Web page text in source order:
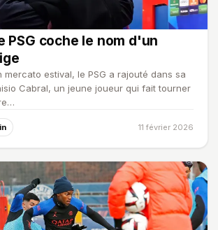
PSG coche le nom d'un
mercato estival, le PSG a rajouté dans sa
Cabral, un jeune joueur qui fait tourner
11 février 2026